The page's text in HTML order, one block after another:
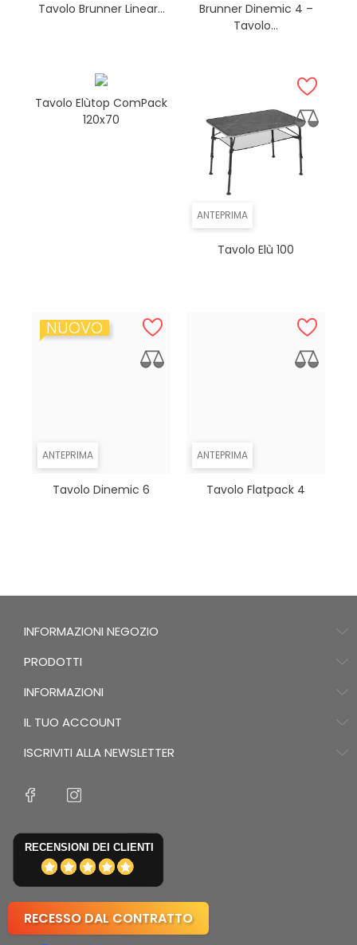
Tavolo Brunner Linear...
Brunner Dinemic 4 –
Tavolo...
Tavolo Elùtop ComPack
120x70
ANTEPRIMA
Tavolo Elù 100
ANTEPRIMA
NUOVO
Tavolo Dinemic 6
ANTEPRIMA
Tavolo Flatpack 4
INFORMAZIONI NEGOZIO
PRODOTTI
INFORMAZIONI
IL TUO ACCOUNT
ISCRIVITI ALLA NEWSLETTER
RECENSIONI DEI CLIENTI
RECESSO DAL CONTRATTO